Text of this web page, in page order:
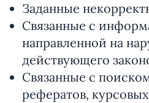
Заданные
Связанные с
направленной на
действующего
Связанные с
рефератов,